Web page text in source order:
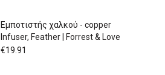
Εμποτιστής χαλκού - copper
Infuser, Feather | Forrest & Love
€19.91